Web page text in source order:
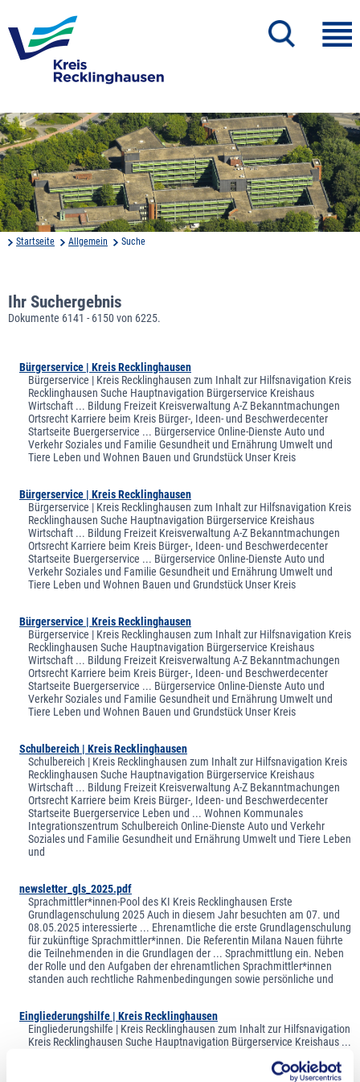
Startseite Allgemein Suche
Ihr Suchergebnis
Dokumente 6141 - 6150 von 6225.
Bürgerservice | Kreis Recklinghausen
Bürgerservice | Kreis Recklinghausen zum Inhalt zur Hilfsnavigation Kreis
Recklinghausen Suche Hauptnavigation Bürgerservice Kreishaus
Wirtschaft ... Bildung Freizeit Kreisverwaltung A-Z Bekanntmachungen
Ortsrecht Karriere beim Kreis Bürger-, Ideen- und Beschwerdecenter
Startseite Buergerservice ... Bürgerservice Online-Dienste Auto und
Verkehr Soziales und Familie Gesundheit und Ernährung Umwelt und
Tiere Leben und Wohnen Bauen und Grundstück Unser Kreis
Bürgerservice | Kreis Recklinghausen
Bürgerservice | Kreis Recklinghausen zum Inhalt zur Hilfsnavigation Kreis
Recklinghausen Suche Hauptnavigation Bürgerservice Kreishaus
Wirtschaft ... Bildung Freizeit Kreisverwaltung A-Z Bekanntmachungen
Ortsrecht Karriere beim Kreis Bürger-, Ideen- und Beschwerdecenter
Startseite Buergerservice ... Bürgerservice Online-Dienste Auto und
Verkehr Soziales und Familie Gesundheit und Ernährung Umwelt und
Tiere Leben und Wohnen Bauen und Grundstück Unser Kreis
Bürgerservice | Kreis Recklinghausen
Bürgerservice | Kreis Recklinghausen zum Inhalt zur Hilfsnavigation Kreis
Recklinghausen Suche Hauptnavigation Bürgerservice Kreishaus
Wirtschaft ... Bildung Freizeit Kreisverwaltung A-Z Bekanntmachungen
Ortsrecht Karriere beim Kreis Bürger-, Ideen- und Beschwerdecenter
Startseite Buergerservice ... Bürgerservice Online-Dienste Auto und
Verkehr Soziales und Familie Gesundheit und Ernährung Umwelt und
Tiere Leben und Wohnen Bauen und Grundstück Unser Kreis
Schulbereich | Kreis Recklinghausen
Schulbereich | Kreis Recklinghausen zum Inhalt zur Hilfsnavigation Kreis
Recklinghausen Suche Hauptnavigation Bürgerservice Kreishaus
Wirtschaft ... Bildung Freizeit Kreisverwaltung A-Z Bekanntmachungen
Ortsrecht Karriere beim Kreis Bürger-, Ideen- und Beschwerdecenter
Startseite Buergerservice Leben und ... Wohnen Kommunales
Integrationszentrum Schulbereich Online-Dienste Auto und Verkehr
Soziales und Familie Gesundheit und Ernährung Umwelt und Tiere Leben
und
newsletter_gls_2025.pdf
Sprachmittler*innen-Pool des KI Kreis Recklinghausen Erste
Grundlagenschulung 2025 Auch in diesem Jahr besuchten am 07. und
08.05.2025 interessierte ... Ehrenamtliche die erste Grundlagenschulung
für zukünftige Sprachmittler*innen. Die Referentin Milana Nauen führte
die Teilnehmenden in die Grundlagen der ... Sprachmittlung ein. Neben
der Rolle und den Aufgaben der ehrenamtlichen Sprachmittler*innen
standen auch rechtliche Rahmenbedingungen sowie persönliche und
Eingliederungshilfe | Kreis Recklinghausen
Eingliederungshilfe | Kreis Recklinghausen zum Inhalt zur Hilfsnavigation
Kreis Recklinghausen Suche Hauptnavigation Bürgerservice Kreishaus ...
Ortsrecht Karriere beim Kreis Bürger-, Ideen- und Beschwerdecenter